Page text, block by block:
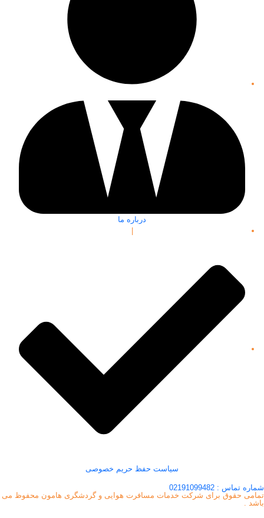
درباره ما
سیاست حفظ حریم خصوصی
شماره تماس : 02191099482
تمامی حقوق برای شرکت خدمات مسافرت هوایی و گردشگری هامون محفوظ می
باشد .